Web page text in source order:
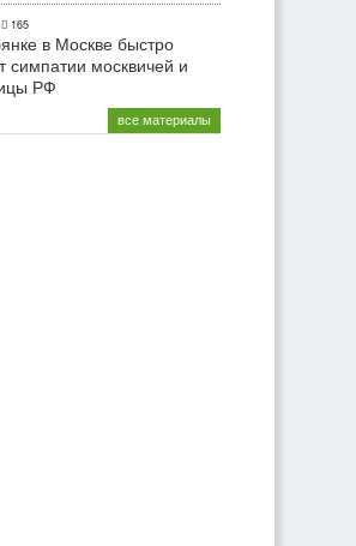
165
в Москве быстро
симпатии москвичей и
РФ
все материалы